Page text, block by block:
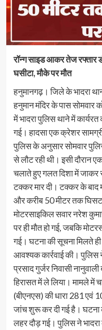
रॉन्ग साइड आकर तेज रफ्तार
घसीटा, मौके पर मौत
हनुमानगढ़। जिले के भादरा
हनुमान मंदिर के पास सोमवार
में भादरा पुलिस थाने में
गई। हादसा एक क्रेशर
पुलिस के अनुसार सोमवार
से लौट रही थी। इसी दौरान
चलाते हुए गलत दिशा में जाकर
टक्कर मार दी। टक्कर के
और करीब 50 मीटर तक
मोटरसाइकिल सवार नरेश
पर ही मौत हो गई, जबकि
गई। घटना की सूचना मिलते
आवश्यक कार्रवाई की।
प्रसाद गुर्जर निवासी
हिरासत में ले लिया। मामले में
(बीएनएस) की धारा 281 एवं
जांच शुरू कर दी गई है।
लहर दौड़ गई। पुलिस ने